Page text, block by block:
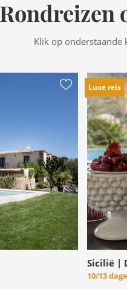
Rondreizen
Klik op
Luxe reis
Sicilië |
10/13